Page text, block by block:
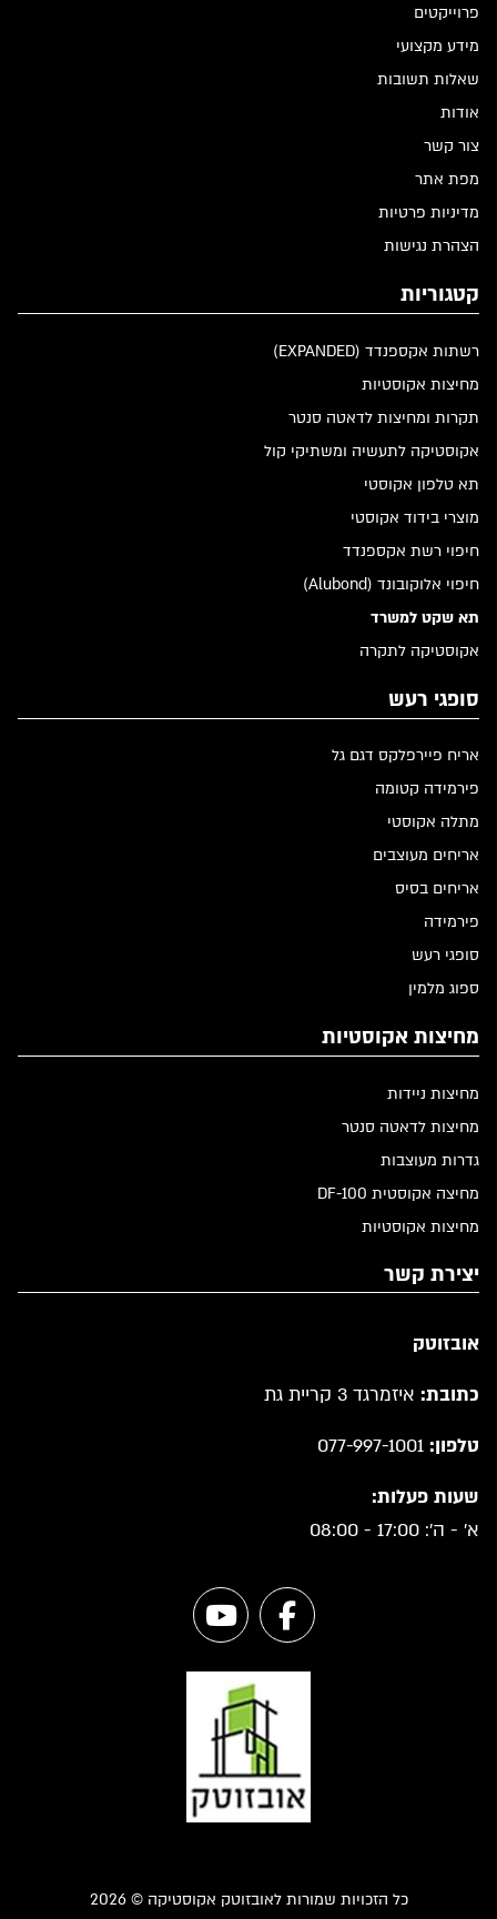
פרוייקטים
מידע מקצועי
שאלות תשובות
אודות
צור קשר
מפת אתר
מדיניות פרטיות
הצהרת נגישות
קטגוריות
רשתות אקספנדד (EXPANDED)
מחיצות אקוסטיות
תקרות ומחיצות לדאטה סנטר
אקוסטיקה לתעשיה ומשתיקי קול
תא טלפון אקוסטי
מוצרי בידוד אקוסטי
חיפוי רשת אקספנדד
חיפוי אלוקובונד (Alubond)
תא שקט למשרד
אקוסטיקה לתקרה
סופגי רעש
אריח פיירפלקס דגם גל
פירמידה קטומה
מתלה אקוסטי
אריחים מעוצבים
אריחים בסיס
פירמידה
סופגי רעש
ספוג מלמין
מחיצות אקוסטיות
מחיצות ניידות
מחיצות לדאטה סנטר
גדרות מעוצבות
מחיצה אקוסטית DF-100
מחיצות אקוסטיות
יצירת קשר
אובזוטק
כתובת: איזמרגד 3 קריית גת
טלפון: 077-997-1001
שעות פעלות:
א' - ה': 17:00 - 08:00
כל הזכויות שמורות לאובזוטק אקוסטיקה © 2026